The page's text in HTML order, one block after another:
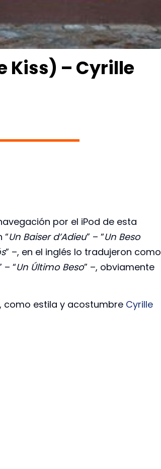
Kiss) – Cyrille
por el iPod de esta
“Un Baiser d’Adieu” – “Un Beso
” –, en el inglés lo tradujeron como
– “Un Último Beso” –, obviamente
como estila y acostumbre Cyrille